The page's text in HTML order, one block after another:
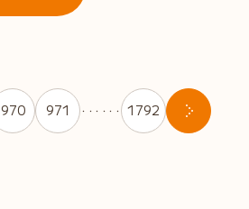
970 971 ・・・・・・ 1792